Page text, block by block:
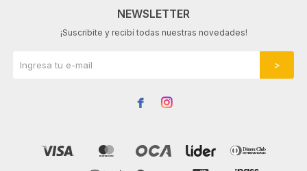
NEWSLETTER
¡Suscribite y recibí todas nuestras novedades!
 